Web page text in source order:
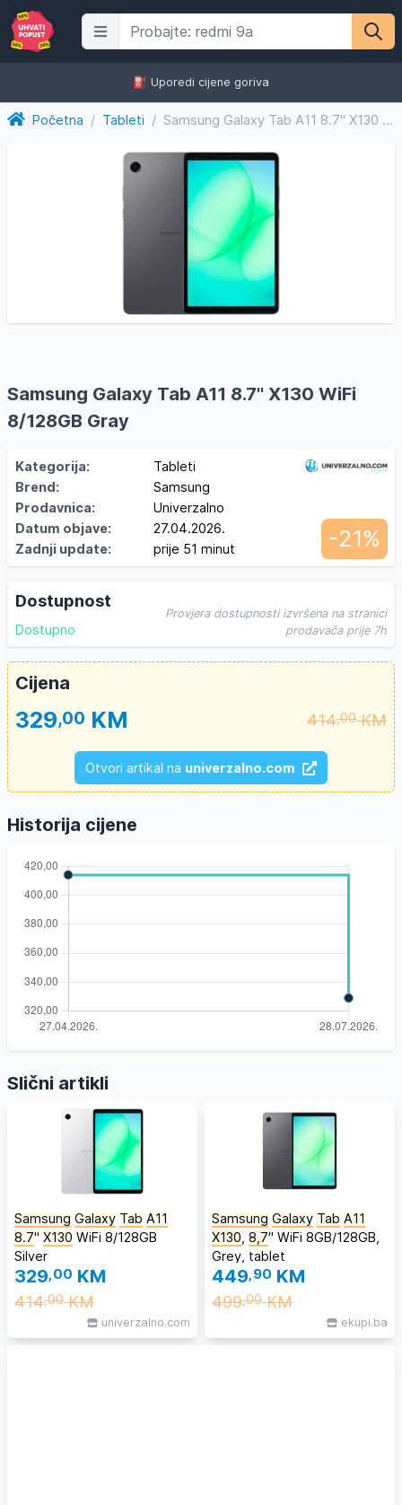
⛽️ Uporedi cijene goriva
Početna / Tableti / Samsung Galaxy Tab A11 8.7'' X130 WiFi 8/128GB Gray
Samsung Galaxy Tab A11 8.7'' X130 WiFi
8/128GB Gray
Kategorija:
Tableti
Brend:
Samsung
Prodavnica:
Univerzalno
Datum objave:
27.04.2026.
Zadnji update:
prije 51 minut -21%
Dostupnost
Dostupno
Provjera dostupnosti izvršena na stranici
prodavača prije 7h
Cijena
329,00 KM 414,00KM
Otvori artikal na univerzalno.com
Historija cijene
Slični artikli
Samsung Galaxy Tab A11
8.7'' X130 WiFi 8/128GB
Silver
329,00 KM
414,00KM
univerzalno.com
Samsung Galaxy Tab A11
X130 8,7" WiFi 8GB/128GB,
Grey, tablet
449,90 KM
499,00KM
ekupi.ba